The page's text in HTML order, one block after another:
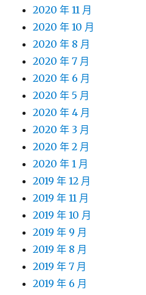
2020 年 11 月
2020 年 10 月
2020 年 8 月
2020 年 7 月
2020 年 6 月
2020 年 5 月
2020 年 4 月
2020 年 3 月
2020 年 2 月
2020 年 1 月
2019 年 12 月
2019 年 11 月
2019 年 10 月
2019 年 9 月
2019 年 8 月
2019 年 7 月
2019 年 6 月